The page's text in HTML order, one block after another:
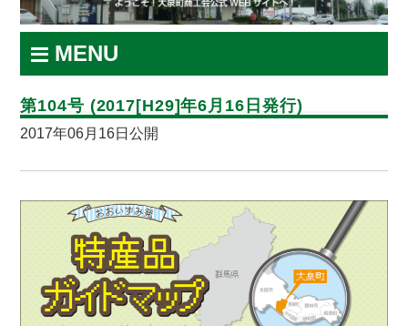
MENU
第104号 (2017[H29]年6月16日発行)
2017年06月16日公開